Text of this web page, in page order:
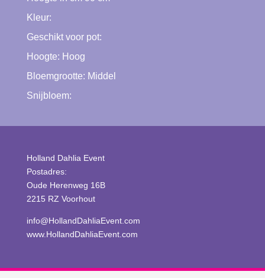
Kleur:
Geschikt voor pot:
Hoogte: Hoog
Bloemgrootte: Middel
Snijbloem:
Holland Dahlia Event
Postadres:
Oude Herenweg 16B
2215 RZ Voorhout
info@HollandDahliaEvent.com
www.HollandDahliaEvent.com